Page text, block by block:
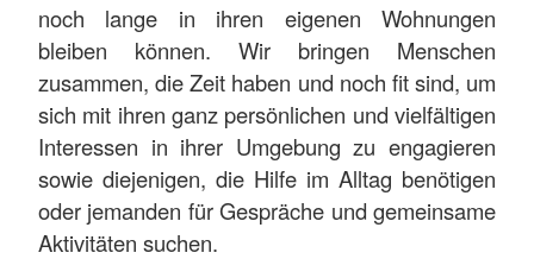
noch lange in ihren eigenen Wohnungen
bleiben können. Wir bringen Menschen
zusammen, die Zeit haben und noch fit sind, um
sich mit ihren ganz persönlichen und vielfältigen
Interessen in ihrer Umgebung zu engagieren
sowie diejenigen, die Hilfe im Alltag benötigen
oder jemanden für Gespräche und gemeinsame
Aktivitäten suchen.